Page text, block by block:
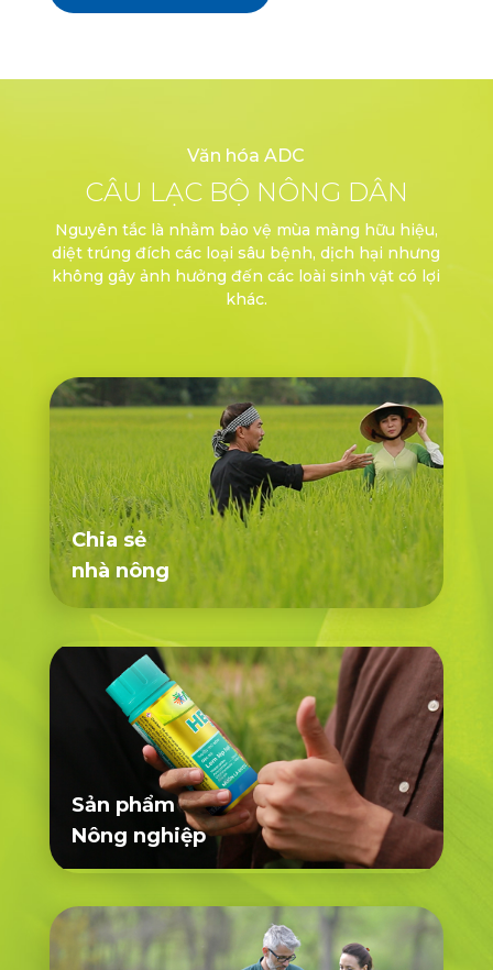
Văn hóa ADC
CÂU LẠC BỘ NÔNG DÂN
Nguyên tắc là nhằm bảo vệ mùa màng hữu hiệu,
diệt trúng đích các loại sâu bệnh, dịch hại nhưng
không gây ảnh hưởng đến các loài sinh vật có lợi
khác.
Chia sẻ
nhà nông
Sản phẩm
Nông nghiệp